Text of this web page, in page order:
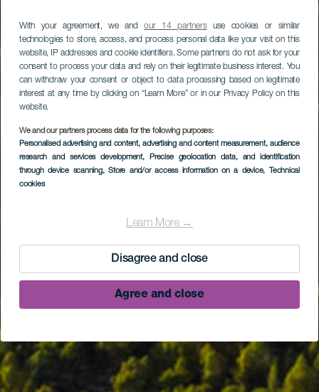
With your agreement, we andour 14 partnersuse cookies or similar
technologies to store, access, and process personal data like your visit on this
website, IP addresses and cookie identifiers. Some partners do not ask for your
consent to process your data and rely on their legitimate business interest. You
can withdraw your consent or object to data processing based on legitimate
interest at any time by clicking on “Learn More” or in our Privacy Policy on this
website.
We and our partners process data for the following purposes:
Personalised advertising and content, advertising and content measurement, audience
research and services development, Precise geolocation data, and identification
through device scanning, Store and/or access information on a device, Technical
cookies
Learn More →
Disagree and close
Agree and close